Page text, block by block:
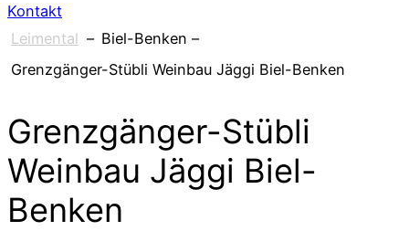
Kontakt
Leimental – Biel-Benken –
Grenzgänger-Stübli Weinbau Jäggi Biel-Benken
Grenzgänger-Stübli
Weinbau Jäggi Biel-
Benken